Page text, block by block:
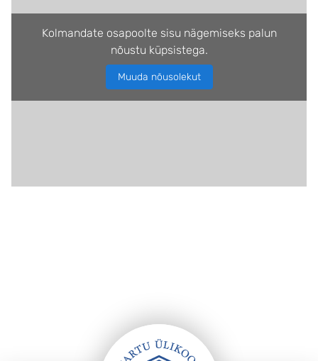
Kolmandate osapoolte sisu nägemiseks palun
nõustu küpsistega.
Muuda nõusolekut